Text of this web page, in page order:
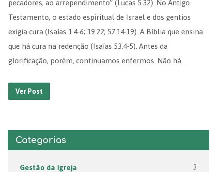
pecadores, ao arrependimento” (Lucas 5.32). No Antigo
Testamento, o estado espiritual de Israel e dos gentios
exigia cura (Isaías 1.4-6; 19.22; 57.14-19). A Bíblia que ensina
que há cura na redenção (Isaías 53.4-5). Antes da
glorificação, porém, continuamos enfermos. Não há…
Ver Post
Categorias
Gestão da Igreja 3